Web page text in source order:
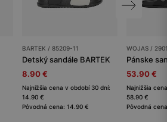
BARTEK / 85209-11
Detský sandále BARTEK
8.90 €
Najnižšia cena v období 30 dní:
14.90 €
Pôvodná cena: 14.90 €
WOJAS /
Pánske
53.90 €
Najnižšia
58.90 €
Pôvodná